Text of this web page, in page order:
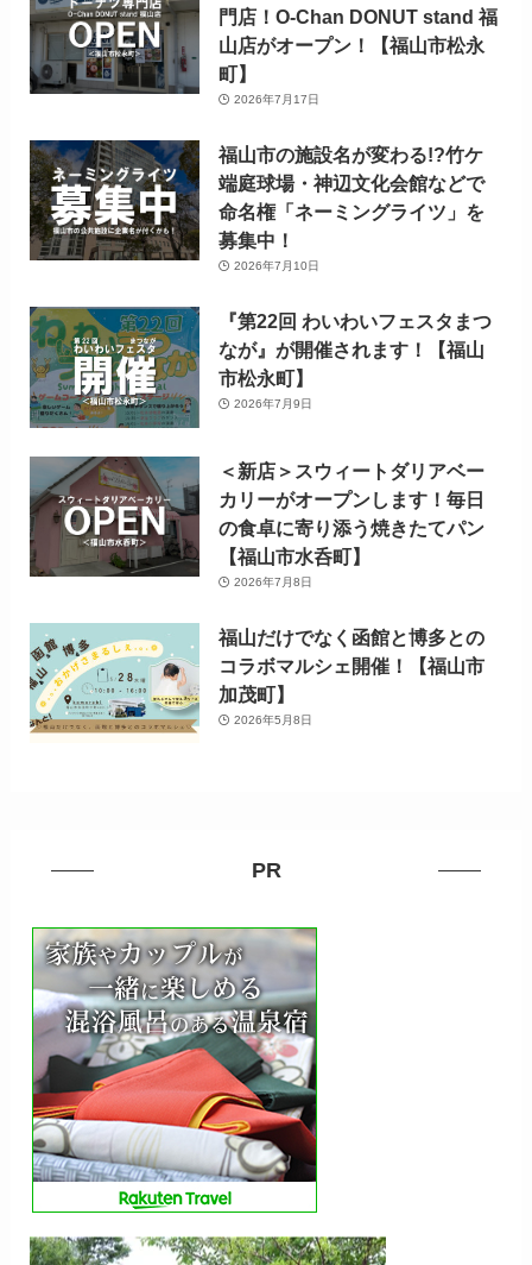
門店！O-Chan DONUT stand 福
山店がオープン！【福山市松永
町】
2026年7月17日
福山市の施設名が変わる!?竹ケ
端庭球場・神辺文化会館などで
命名権「ネーミングライツ」を
募集中！
2026年7月10日
『第22回 わいわいフェスタまつ
なが』が開催されます！【福山
市松永町】
2026年7月9日
＜新店＞スウィートダリアベー
カリーがオープンします！毎日
の食卓に寄り添う焼きたてパン
【福山市水呑町】
2026年7月8日
福山だけでなく函館と博多との
コラボマルシェ開催！【福山市
加茂町】
2026年5月8日
PR